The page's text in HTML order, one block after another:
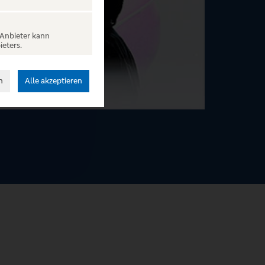
kann
Alle akzeptieren